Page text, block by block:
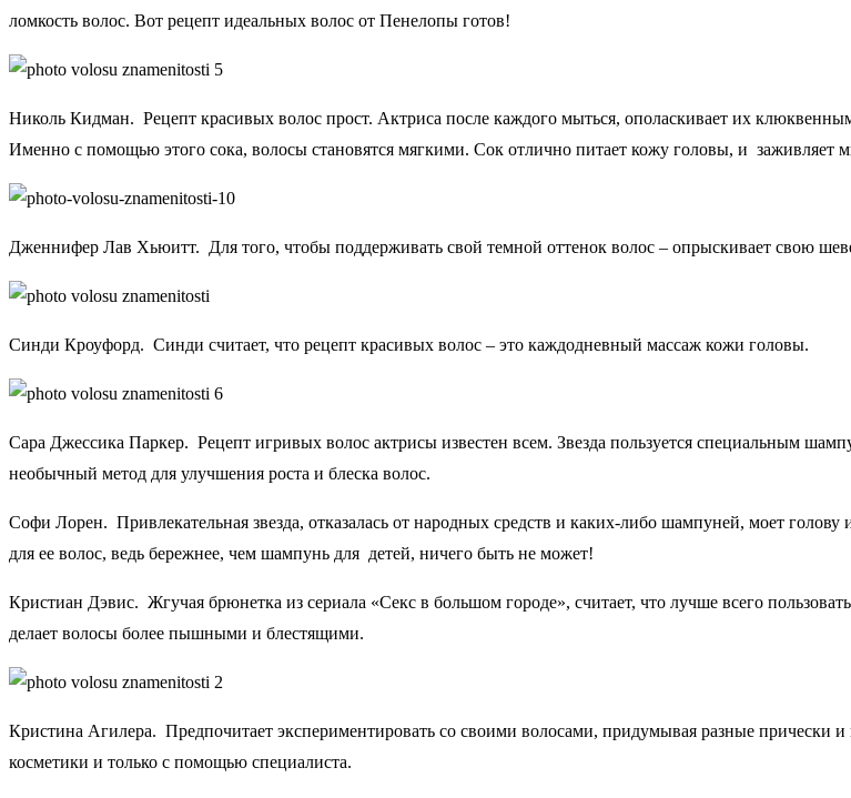
ломкость волос. Вот рецепт идеальных волос от Пенелопы готов!
Николь Кидман. Рецепт красивых волос прост. Актриса после каждого мыться, ополаскивает их
Именно с помощью этого сока, волосы становятся мягкими. Сок отлично питает кожу головы, и заживляет
Дженнифер Лав Хьюитт. Для того, чтобы поддерживать свой темной оттенок волос – опрыскивает свою
Синди Кроуфорд. Синди считает, что рецепт красивых волос – это каждодневный массаж кожи головы.
Сара Джессика Паркер. Рецепт игривых волос актрисы известен всем. Звезда пользуется специальным
необычный метод для улучшения роста и блеска волос.
Софи Лорен. Привлекательная звезда, отказалась от народных средств и каких-либо шампуней, моет
для ее волос, ведь бережнее, чем шампунь для детей, ничего быть не может!
Кристиан Дэвис. Жгучая брюнетка из сериала «Секс в большом городе», считает, что лучше всего
делает волосы более пышными и блестящими.
Кристина Агилера. Предпочитает экспериментировать со своими волосами, придумывая разные прически
косметики и только с помощью специалиста.